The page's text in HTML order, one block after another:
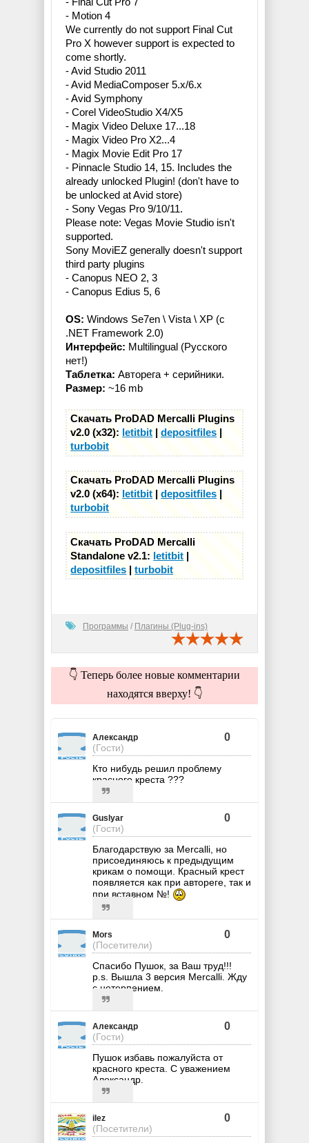
- Motion 4
We currently do not support Final Cut
Pro X however support is expected to
come shortly.
- Avid Studio 2011
- Avid MediaComposer 5.x/6.x
- Avid Symphony
- Corel VideoStudio X4/X5
- Magix Video Deluxe 17...18
- Magix Video Pro X2...4
- Magix Movie Edit Pro 17
- Pinnacle Studio 14, 15. Includes the
already unlocked Plugin! (don't have to
be unlocked at Avid store)
- Sony Vegas Pro 9/10/11.
Please note: Vegas Movie Studio isn't
supported.
Sony MoviEZ generally doesn't support
third party plugins
- Canopus NEO 2, 3
- Canopus Edius 5, 6
OS: Windows Se7en \ Vista \ XP (c
.NET Framework 2.0)
Интерфейс: Multilingual (Русского
нет!)
Таблетка: Авторега + серийники.
Размер: ~16 mb
Скачать ProDAD Mercalli Plugins
v2.0 (x32): letitbit |depositfiles |
turbobit
Скачать ProDAD Mercalli Plugins
v2.0 (x64): letitbit |depositfiles |
turbobit
Скачать ProDAD Mercalli
Standalone v2.1: letitbit |
depositfiles |turbobit
Программы / Плагины (Plug-ins)
👇 Теперь более новые комментарии
находятся вверху! 👇
Александр
(Гости)
0
Кто нибудь решил проблему
красного креста ???
Guslyar
(Гости)
0
Благодарствую за Mercalli, но
присоединяюсь к предыдущим
крикам о помощи. Красный крест
появляется как при автореге, так и
при вставном №!
Mors
(Посетители)
0
Спасибо Пушок, за Ваш труд!!!
p.s. Вышла 3 версия Mercalli. Жду
с нетерпением.
Александр
(Гости)
0
Пушок избавь пожалуйста от
красного креста. С уважением
Александр.
ilez
(Посетители)
0